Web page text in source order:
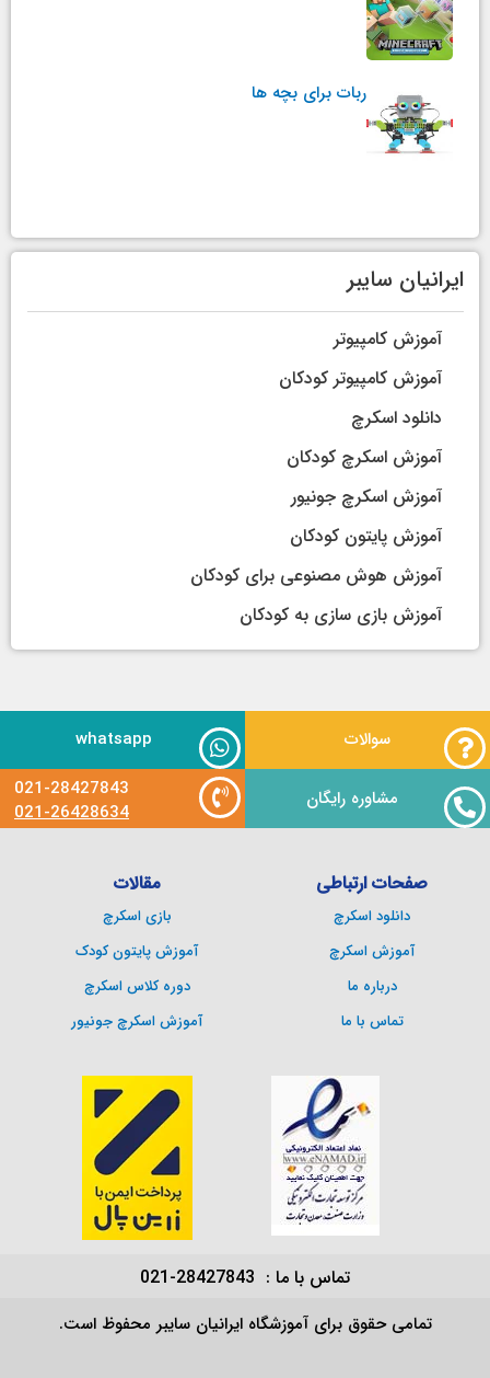
ربات برای بچه ها
ایرانیان سایبر
آموزش کامپیوتر
آموزش کامپیوتر کودکان
دانلود اسکرچ
آموزش اسکرچ کودکان
آموزش اسکرچ جونیور
آموزش پایتون کودکان
آموزش هوش مصنوعی برای کودکان
آموزش بازی سازی به کودکان
سوالات whatsapp
مشاوره رایگان
021-28427843
021-26428634
صفحات ارتباطی
دانلود اسکرچ
آموزش اسکرچ
درباره ما
تماس با ما
مقالات
بازی اسکرچ
آموزش پایتون کودک
دوره کلاس اسکرچ
آموزش اسکرچ جونیور
تماس با ما : 28427843-021
تمامی حقوق برای آموزشگاه ایرانیان سایبر محفوظ است.